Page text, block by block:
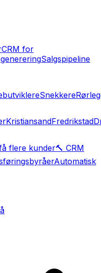
CRM for
Salgspipeline
Snekkere
KristiansandFredrikstad
flere kunder🔨 CRM
Automatisk